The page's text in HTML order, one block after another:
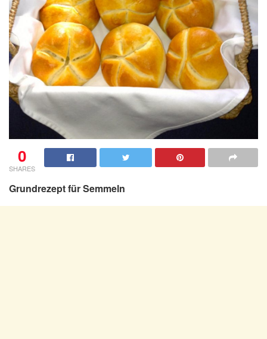
0
SHARES
Grundrezept für Semmeln